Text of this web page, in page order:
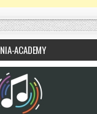
ACADEMY